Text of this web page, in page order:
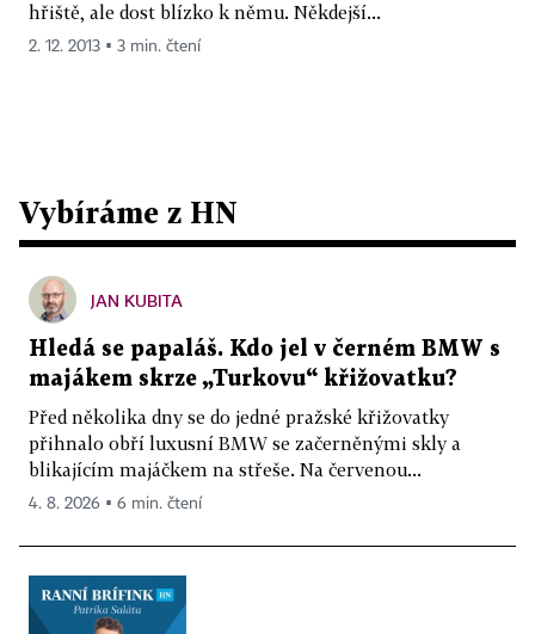
hřiště, ale dost blízko k němu. Někdejší...
2. 12. 2013 ▪ 3 min. čtení
Vybíráme z HN
JAN KUBITA
Hledá se papaláš. Kdo jel v černém BMW s
majákem skrze „Turkovu“ křižovatku?
Před několika dny se do jedné pražské křižovatky
přihnalo obří luxusní BMW se začerněnými skly a
blikajícím majáčkem na střeše. Na červenou...
4. 8. 2026 ▪ 6 min. čtení